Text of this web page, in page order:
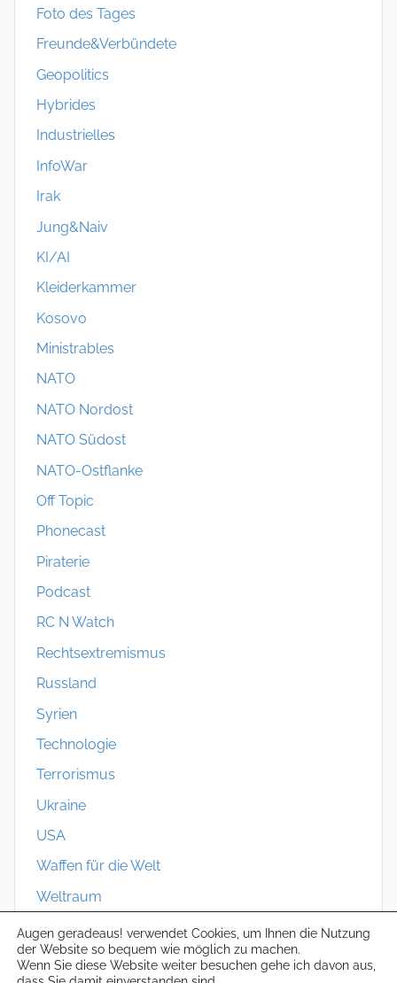
Foto des Tages
Freunde&Verbündete
Geopolitics
Hybrides
Industrielles
InfoWar
Irak
Jung&Naiv
KI/AI
Kleiderkammer
Kosovo
Ministrables
NATO
NATO Nordost
NATO Südost
NATO-Ostflanke
Off Topic
Phonecast
Piraterie
Podcast
RC N Watch
Rechtsextremismus
Russland
Syrien
Technologie
Terrorismus
Ukraine
USA
Waffen für die Welt
Weltraum
Zivilschutz
Augen geradeaus! verwendet Cookies, um Ihnen die Nutzung
der Website so bequem wie möglich zu machen.
Wenn Sie diese Website weiter besuchen gehe ich davon aus,